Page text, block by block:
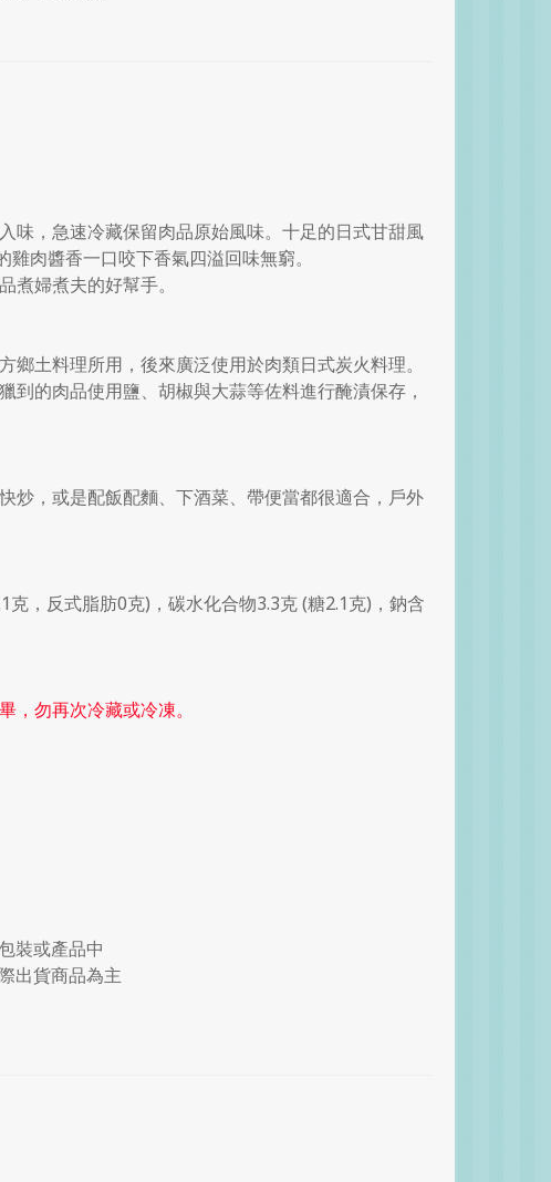
味，急速冷藏保留肉品原始風味。十足的日式甘甜風
肉醬香一口咬下香氣四溢回味無窮。
婦煮夫的好幫手。
土料理所用，後來廣泛使用於肉類日式炭火料理。
的肉品使用鹽、胡椒與大蒜等佐料進行醃漬保存，
炒，或是配飯配麵、下酒菜、帶便當都很適合，戶外
，反式脂肪0克)，碳水化合物3.3克 (糖2.1克)，鈉含
勿再次冷藏或冷凍。
裝或產品中
出貨商品為主